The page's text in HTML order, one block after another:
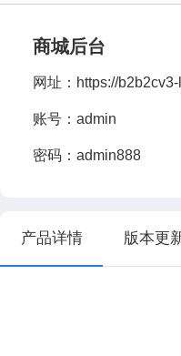
商城后台
网址： https://
账号：admin
密码：admin888
产品详情 版本更